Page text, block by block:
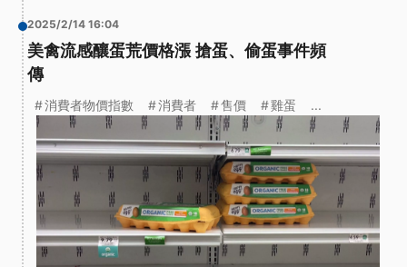
2025/2/14 16:04
美禽流感釀蛋荒價格漲 搶蛋、偷蛋事件頻
傳
消費者物價指數 消費者 售價 雞蛋 ...